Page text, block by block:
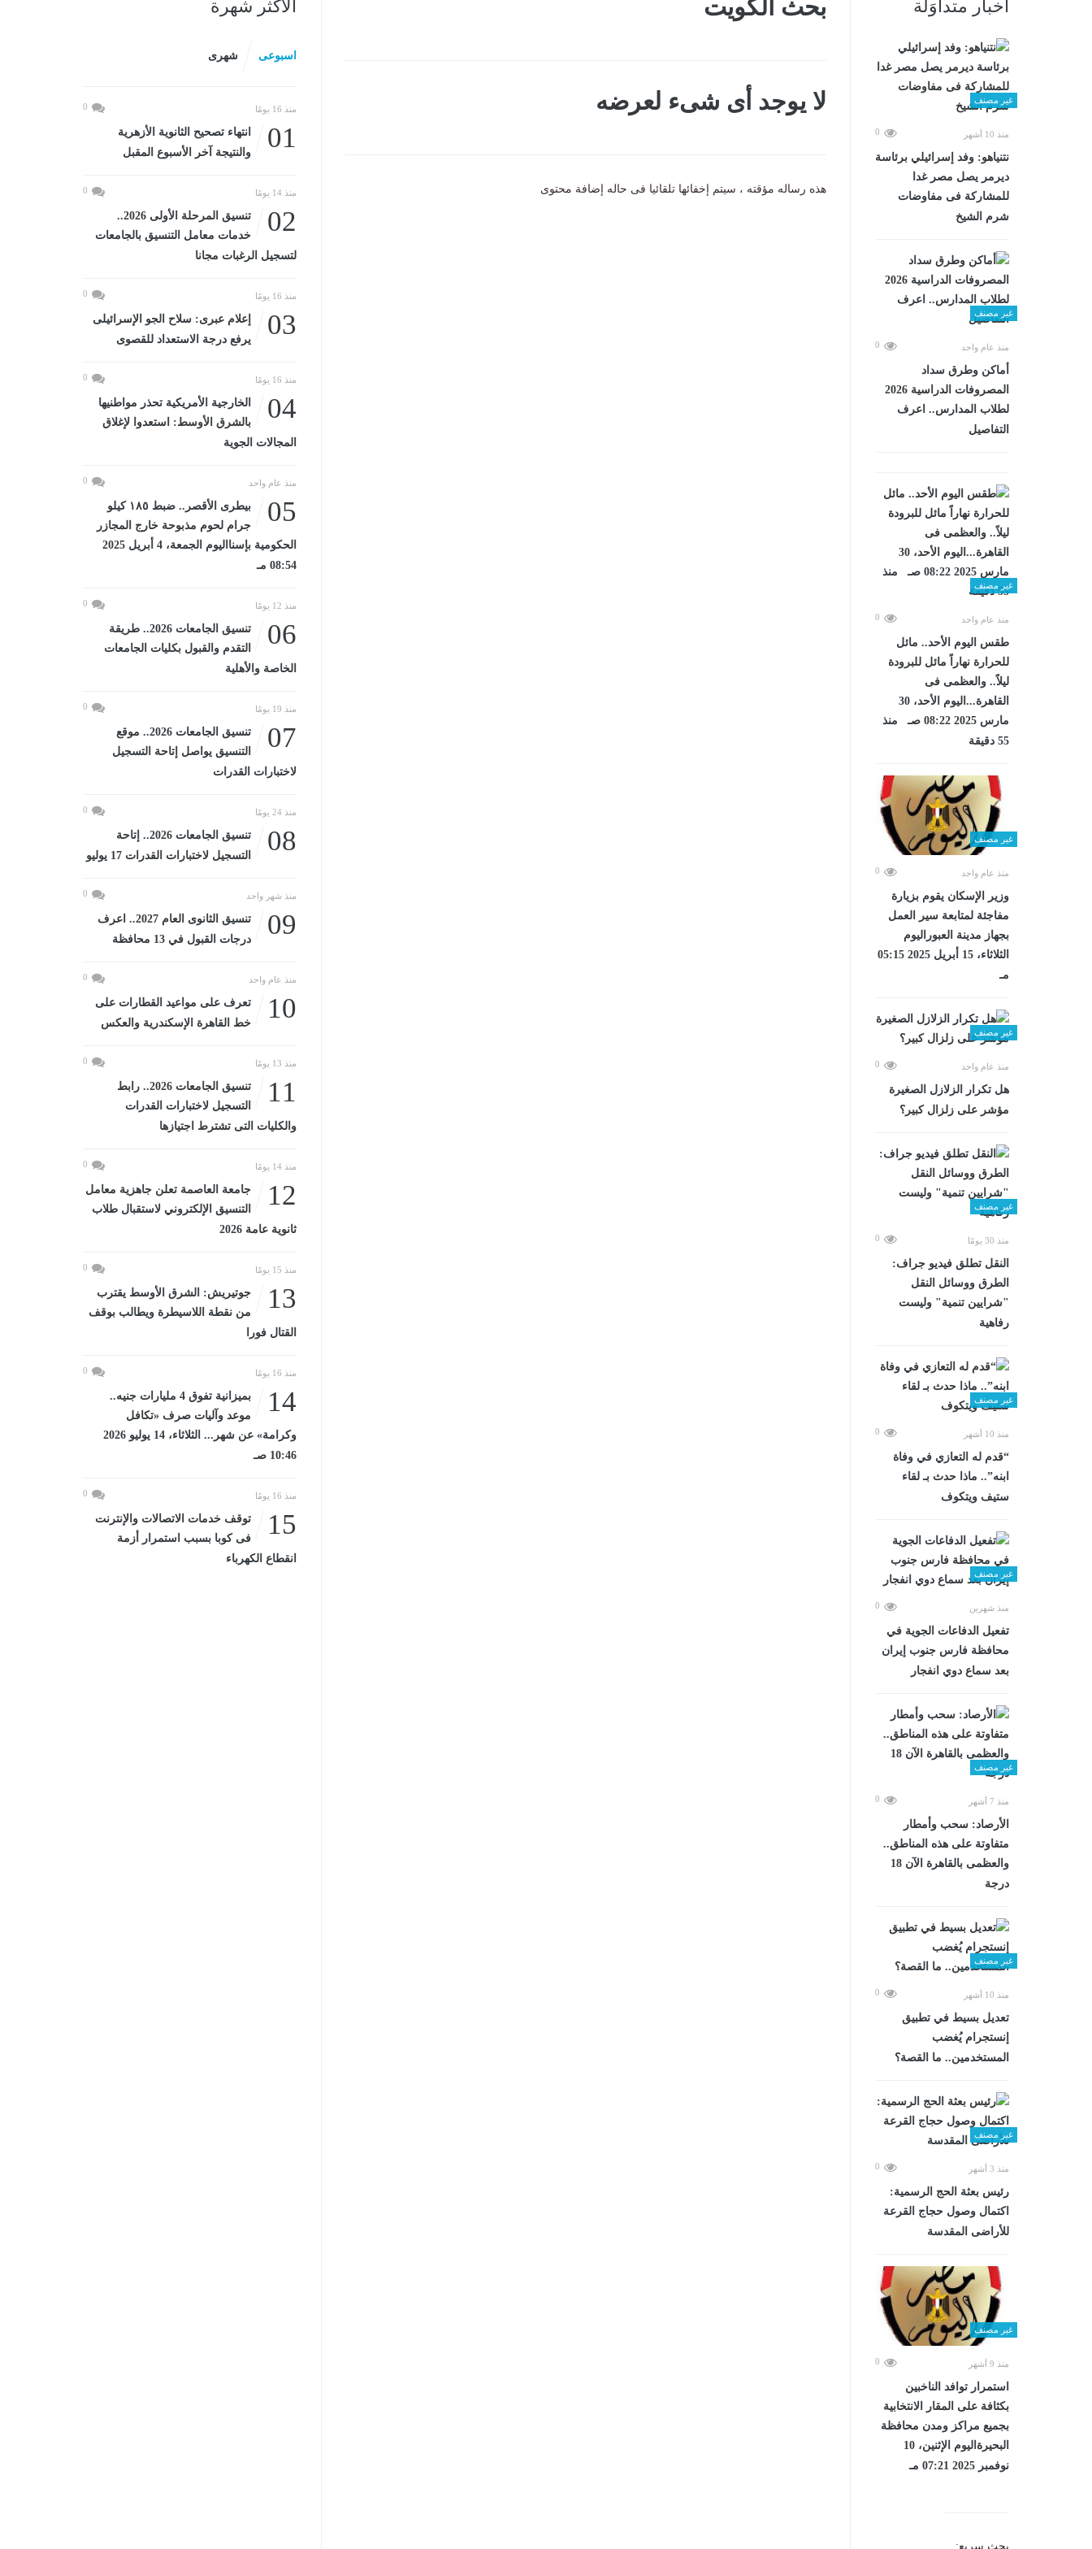
أخبار متداوَلة
غير مصنف
منذ 10 أشهر 0
نتنياهو: وفد إسرائيلي برئاسة
ديرمر يصل مصر غدا
للمشاركة فى مفاوضات
شرم الشيخ
غير مصنف
منذ عام واحد 0
أماكن وطرق سداد
المصروفات الدراسية 2026
لطلاب المدارس.. اعرف
التفاصيل
غير مصنف
منذ عام واحد 0
طقس اليوم الأحد.. مائل
للحرارة نهاراً مائل للبرودة
ليلاً.. والعظمى فى
القاهرة...اليوم الأحد، 30
مارس 2025 08:22 صـ منذ
55 دقيقة
غير مصنف
منذ عام واحد 0
وزير الإسكان يقوم بزيارة
مفاجئة لمتابعة سير العمل
بجهاز مدينة العبوراليوم
الثلاثاء، 15 أبريل 2025 05:15
مـ
غير مصنف
منذ عام واحد 0
هل تكرار الزلازل الصغيرة
مؤشر على زلزال كبير؟
غير مصنف
منذ 30 يومًا 0
​النقل تطلق فيديو جراف:
الطرق ووسائل النقل
"شرايين تنمية" وليست
رفاهية
غير مصنف
منذ 10 أشهر 0
“قدم له التعازي في وفاة
ابنه”.. ماذا حدث بـ لقاء
ستيف ويتكوف
غير مصنف
منذ شهرين 0
تفعيل الدفاعات الجوية في
محافظة فارس جنوب إيران
بعد سماع دوي انفجار
غير مصنف
منذ 7 أشهر 0
الأرصاد: سحب وأمطار
متفاوتة على هذه المناطق..
والعظمى بالقاهرة الآن 18
درجة
غير مصنف
منذ 10 أشهر 0
تعديل بسيط في تطبيق
إنستجرام يُغضب
المستخدمين.. ما القصة؟
غير مصنف
منذ 3 أشهر 0
رئيس بعثة الحج الرسمية:
اكتمال وصول حجاج القرعة
للأراضى المقدسة
غير مصنف
منذ 9 أشهر 0
استمرار توافد الناخبين
بكثافة على المقار الانتخابية
بجميع مراكز ومدن محافظة
البحيرةاليوم الإثنين، 10
نوفمبر 2025 07:21 مـ
بحث سريع:
بحث الكويت
لا يوجد أى شىء لعرضه
هذه رساله مؤقته ، سيتم إخفائها تلقائيا فى حاله إضافة محتوى
الأكثر شهرة
اسبوعى شهرى
منذ 16 يومًا 0
01
انتهاء تصحيح الثانوية الأزهرية
والنتيجة آخر الأسبوع المقبل
منذ 14 يومًا 0
02
تنسيق المرحلة الأولى 2026..
خدمات معامل التنسيق بالجامعات
لتسجيل الرغبات مجانا
منذ 16 يومًا 0
03
إعلام عبرى: سلاح الجو الإسرائيلى
يرفع درجة الاستعداد للقصوى
منذ 16 يومًا 0
04
الخارجية الأمريكية تحذر مواطنيها
بالشرق الأوسط: استعدوا لإغلاق
المجالات الجوية
منذ عام واحد 0
05
بيطرى الأقصر.. ضبط ١٨٥ كيلو
جرام لحوم مذبوحة خارج المجازر
الحكومية بإسنااليوم الجمعة، 4 أبريل 2025
08:54 مـ
منذ 12 يومًا 0
06
تنسيق الجامعات 2026.. طريقة
التقدم والقبول بكليات الجامعات
الخاصة والأهلية
منذ 19 يومًا 0
07
تنسيق الجامعات 2026.. موقع
التنسيق يواصل إتاحة التسجيل
لاختبارات القدرات
منذ 24 يومًا 0
08
تنسيق الجامعات 2026.. إتاحة
التسجيل لاختبارات القدرات 17 يوليو
منذ شهر واحد 0
09
تنسيق الثانوى العام 2027.. اعرف
درجات القبول في 13 محافظة
منذ عام واحد 0
10
تعرف على مواعيد القطارات على
خط القاهرة الإسكندرية والعكس
منذ 13 يومًا 0
11
تنسيق الجامعات 2026.. رابط
التسجيل لاختبارات القدرات
والكليات التى تشترط اجتيازها
منذ 14 يومًا 0
12
جامعة العاصمة تعلن جاهزية معامل
التنسيق الإلكتروني لاستقبال طلاب
ثانوية عامة 2026
منذ 15 يومًا 0
13
جوتيريش: الشرق الأوسط يقترب
من نقطة اللاسيطرة ويطالب بوقف
القتال فورا
منذ 16 يومًا 0
14
بميزانية تفوق 4 مليارات جنيه..
موعد وآليات صرف «تكافل
وكرامة» عن شهر... الثلاثاء، 14 يوليو 2026
10:46 صـ
منذ 16 يومًا 0
15
توقف خدمات الاتصالات والإنترنت
فى كوبا بسبب استمرار أزمة
انقطاع الكهرباء